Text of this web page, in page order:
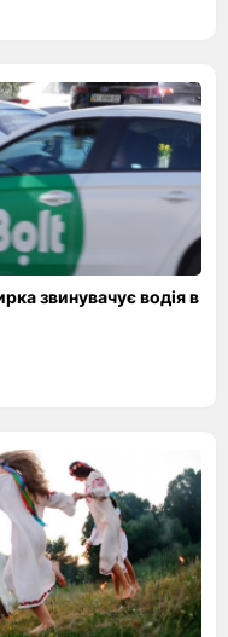
звинувачує водія в